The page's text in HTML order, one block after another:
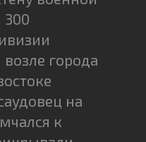
300
города
на
к